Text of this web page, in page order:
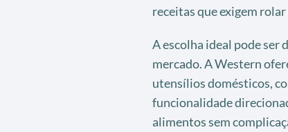
receitas que exigem
A escolha ideal pode ser
mercado. A Western
utensílios domésticos,
funcionalidade
alimentos sem